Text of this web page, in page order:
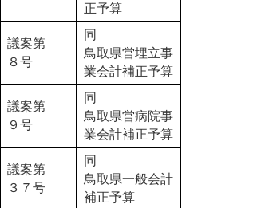
正予算
議案第
８号
同
鳥取県営埋立事
業会計補正予算
議案第
９号
同
鳥取県営病院事
業会計補正予算
議案第
３７号
同
鳥取県一般会計
補正予算